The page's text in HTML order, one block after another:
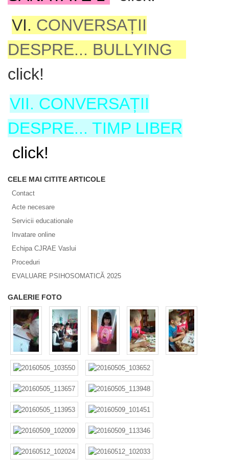
VI. CONVERSAȚII
DESPRE... BULLYING
click!
VII. CONVERSAȚII
DESPRE... TIMP LIBER
click!
CELE MAI CITITE ARTICOLE
Contact
Acte necesare
Servicii educationale
Invatare online
Echipa CJRAE Vaslui
Proceduri
EVALUARE PSIHOSOMATICĂ 2025
GALERIE FOTO